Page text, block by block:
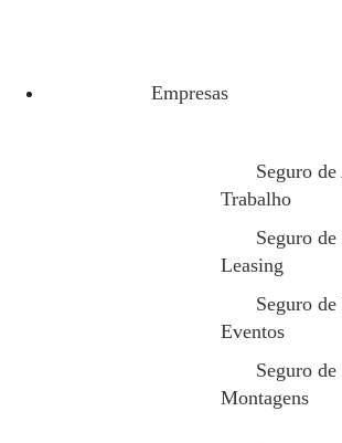
Empresas
Seguro
Trabalho
Seguro
Leasing
Seguro
Eventos
Seguro de
Montagens